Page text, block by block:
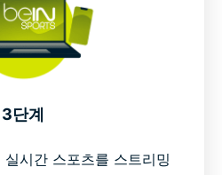
3단계
시간 스포츠를 스트리밍